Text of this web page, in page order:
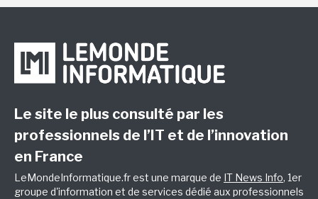
Le site le plus consulté par les
professionnels de l’IT et de l’innovation
en France
LeMondeInformatique.fr est une marque de IT News Info, 1er
groupe d'information et de services dédié aux professionnels